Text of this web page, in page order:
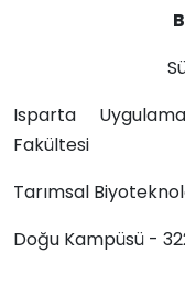
Isparta
Fakültesi
Tarımsal
Doğu Kampüsü -